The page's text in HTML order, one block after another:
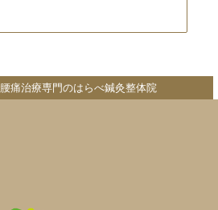
痛治療専門のはらべ鍼灸整体院